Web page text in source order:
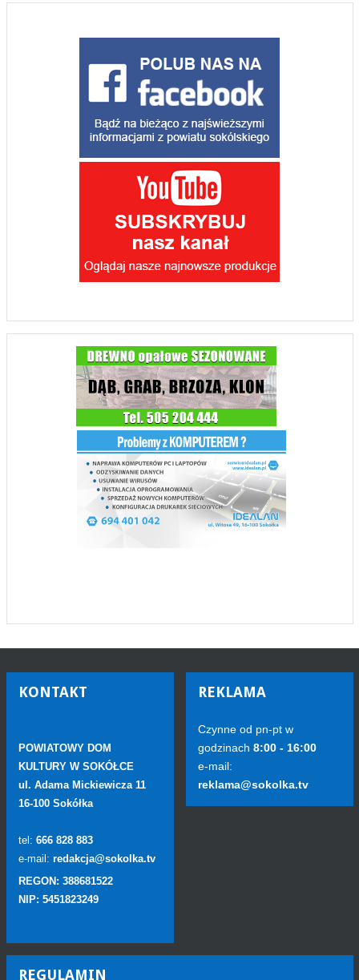
KONTAKT
POWIATOWY DOM
KULTURY W SOKÓŁCE
ul. Adama Mickiewicza 11
16-100 Sokółka
tel: 666 828 883
e-mail: redakcja@sokolka.tv
REGON: 388681522
NIP: 5451823249
REKLAMA
Czynne od pn-pt w
godzinach 8:00 - 16:00
e-mail:
reklama@sokolka.tv
REGULAMIN